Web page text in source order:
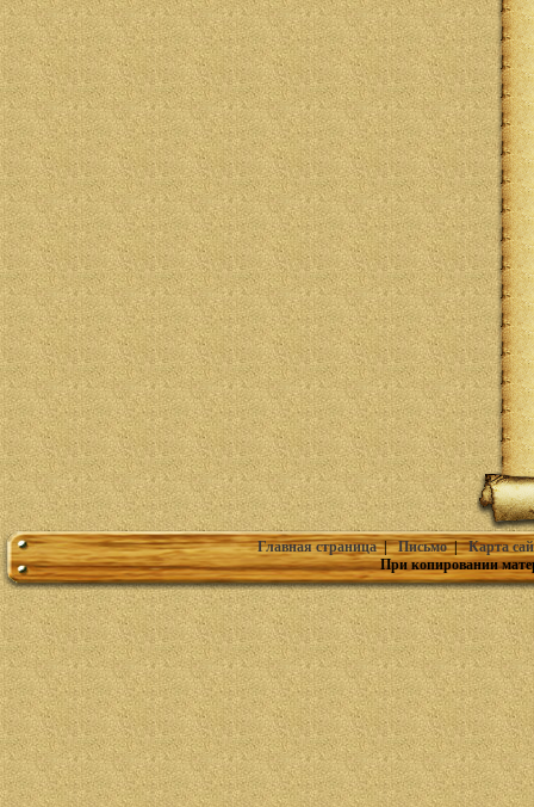
Главная страница|Письмо|Карта
При копировании